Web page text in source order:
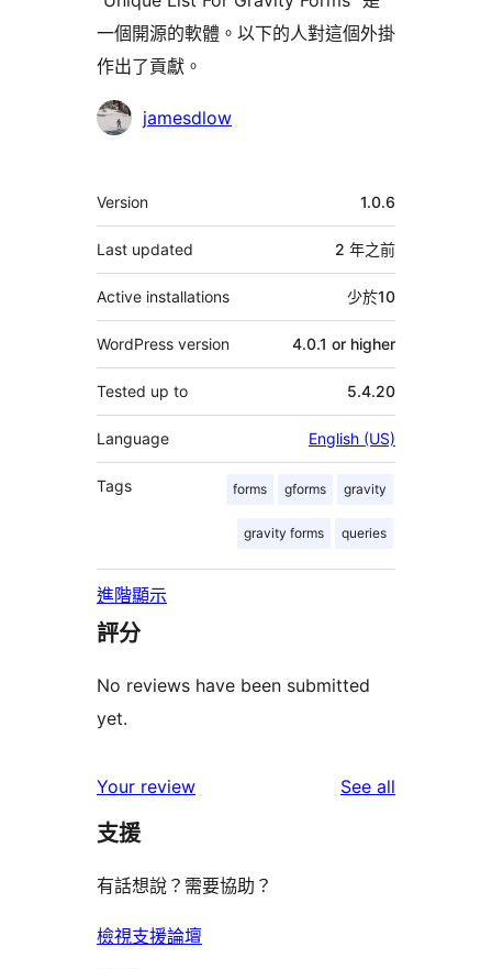
一個開源的軟體。以下的人對這個外掛
作出了貢獻。
貢
jamesdlow
其
它
Version 1.0.6
Last updated 2 年之前
Active installations 少於10
WordPress version 4.0.1 or higher
Tested up to 5.4.20
Language English (US)
Tags forms gforms gravity
gravity forms queries
進階顯示
評分
No reviews have been submitted
yet.
Your review See all
支援
有話想說？需要協助？
檢視支援論壇